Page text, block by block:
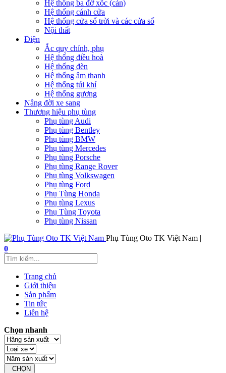
Hệ thống ba đờ xốc (cản)
Hệ thống cánh cửa
Hệ thống cửa sổ trời và các cửa sổ
Nội thất
Điện
Ắc quy chính, phụ
Hệ thống điều hoà
Hệ thống đèn
Hệ thống âm thanh
Hệ thống túi khí
Hệ thống gương
Nâng đời xe sang
Thương hiệu phụ tùng
Phụ tùng Audi
Phụ tùng Bentley
Phụ tùng BMW
Phụ tùng Mercedes
Phụ tùng Porsche
Phụ tùng Range Rover
Phụ tùng Volkswagen
Phụ tùng Ford
Phụ Tùng Honda
Phụ tùng Lexus
Phụ Tùng Toyota
Phụ tùng Nissan
Phụ Tùng Oto TK Việt Nam |
0
Trang chủ
Giới thiệu
Sản phẩm
Tin tức
Liên hệ
Chọn nhanh
CHỌN